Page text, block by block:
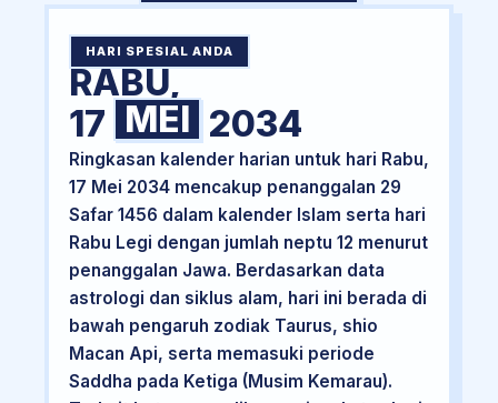
HARI SPESIAL ANDA
RABU,
17 MEI 2034
Ringkasan kalender harian untuk hari Rabu,
17 Mei 2034 mencakup penanggalan 29
Safar 1456 dalam kalender Islam serta hari
Rabu Legi dengan jumlah neptu 12 menurut
penanggalan Jawa. Berdasarkan data
astrologi dan siklus alam, hari ini berada di
bawah pengaruh zodiak Taurus, shio
Macan Api, serta memasuki periode
Saddha pada Ketiga (Musim Kemarau).